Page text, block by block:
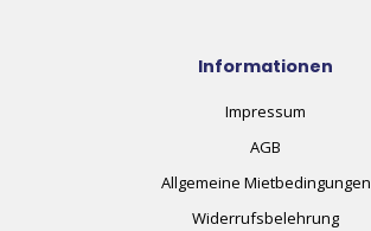
Informationen
Impressum
AGB
Allgemeine Mietbedingungen
Widerrufsbelehrung